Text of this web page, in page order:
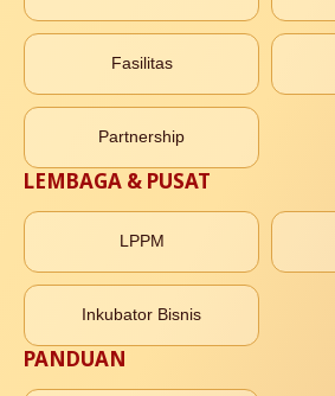
Fasilitas
Partnership
LEMBAGA & PUSAT
LPPM
Inkubator Bisnis
PANDUAN